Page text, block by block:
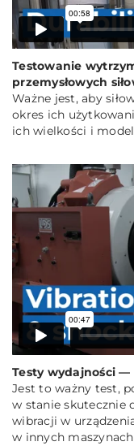
Testowanie
przemysłowych
Ważne jest, aby
okres ich
ich wielkości i
Testy wydajności
Jest to ważny test,
w stanie skutecznie
wibracji w
w innych